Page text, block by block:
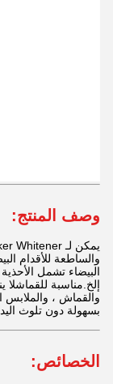
وصف المنتج:
والساطعة للأقدام
البيضاء تشمل
إلخ.مناسبة للقماشلا
والقماش ، والملابس
بسهولة دون تلوث
الخصائص: